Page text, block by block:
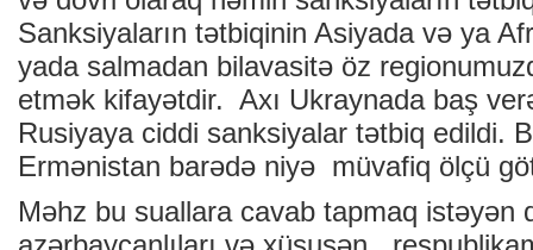
Sanksiyaların tətbiqinin Asiyada və ya
yada salmadan bilavasitə öz
etmək kifayətdir. Axı Ukraynada baş
Rusiyaya ciddi sanksiyalar tətbiq edildi.
Ermənistan barədə niyə müvafiq ölçü
Məhz bu suallara cavab tapmaq istəyən